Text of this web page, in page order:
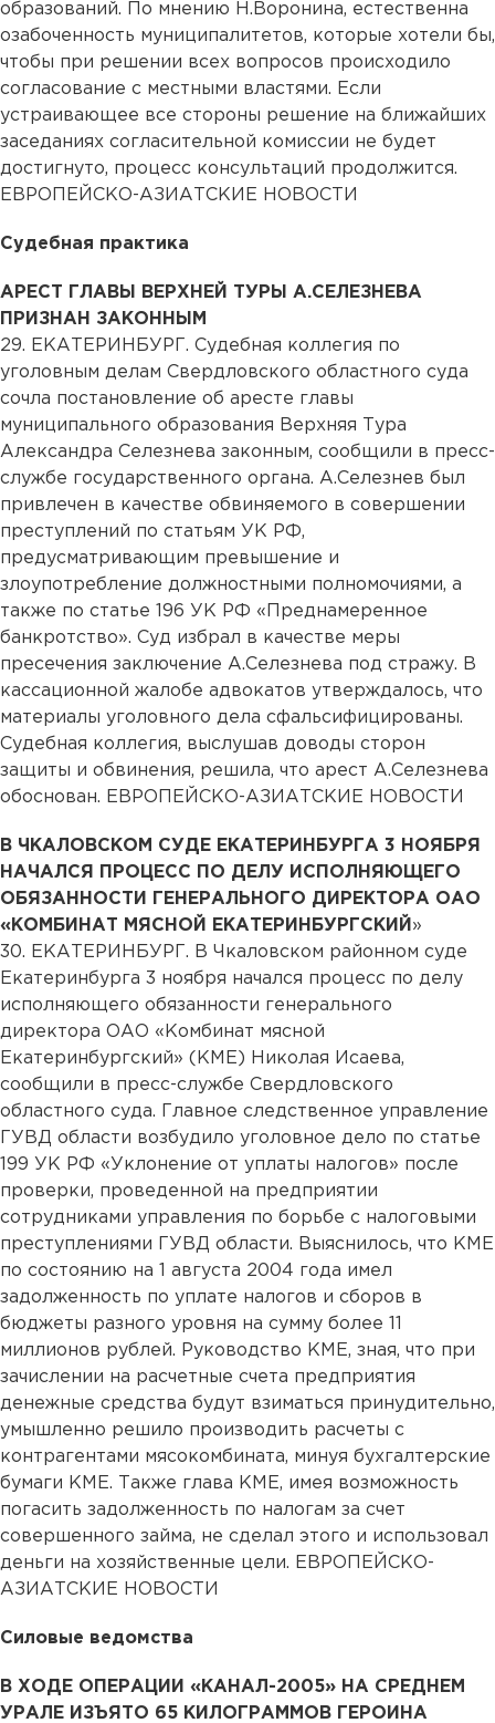
образований. По мнению Н.Воронина, естественна
озабоченность муниципалитетов, которые хотели бы,
чтобы при решении всех вопросов происходило
согласование с местными властями. Если
устраивающее все стороны решение на ближайших
заседаниях согласительной комиссии не будет
достигнуто, процесс консультаций продолжится.
ЕВРОПЕЙСКО-АЗИАТСКИЕ НОВОСТИ
Судебная практика
АРЕСТ ГЛАВЫ ВЕРХНЕЙ ТУРЫ А.СЕЛЕЗНЕВА
ПРИЗНАН ЗАКОННЫМ
29. ЕКАТЕРИНБУРГ. Судебная коллегия по
уголовным делам Свердловского областного суда
сочла постановление об аресте главы
муниципального образования Верхняя Тура
Александра Селезнева законным, сообщили в пресс-
службе государственного органа. А.Селезнев был
привлечен в качестве обвиняемого в совершении
преступлений по статьям УК РФ,
предусматривающим превышение и
злоупотребление должностными полномочиями, а
также по статье 196 УК РФ «Преднамеренное
банкротство». Суд избрал в качестве меры
пресечения заключение А.Селезнева под стражу. В
кассационной жалобе адвокатов утверждалось, что
материалы уголовного дела сфальсифицированы.
Судебная коллегия, выслушав доводы сторон
защиты и обвинения, решила, что арест А.Селезнева
обоснован. ЕВРОПЕЙСКО-АЗИАТСКИЕ НОВОСТИ
В ЧКАЛОВСКОМ СУДЕ ЕКАТЕРИНБУРГА 3 НОЯБРЯ
НАЧАЛСЯ ПРОЦЕСС ПО ДЕЛУ ИСПОЛНЯЮЩЕГО
ОБЯЗАННОСТИ ГЕНЕРАЛЬНОГО ДИРЕКТОРА ОАО
«КОМБИНАТ МЯСНОЙ ЕКАТЕРИНБУРГСКИЙ »
30. ЕКАТЕРИНБУРГ. В Чкаловском районном суде
Екатеринбурга 3 ноября начался процесс по делу
исполняющего обязанности генерального
директора ОАО «Комбинат мясной
Екатеринбургский» (КМЕ) Николая Исаева,
сообщили в пресс-службе Свердловского
областного суда. Главное следственное управление
ГУВД области возбудило уголовное дело по статье
199 УК РФ «Уклонение от уплаты налогов» после
проверки, проведенной на предприятии
сотрудниками управления по борьбе с налоговыми
преступлениями ГУВД области. Выяснилось, что КМЕ
по состоянию на 1 августа 2004 года имел
задолженность по уплате налогов и сборов в
бюджеты разного уровня на сумму более 11
миллионов рублей. Руководство КМЕ, зная, что при
зачислении на расчетные счета предприятия
денежные средства будут взиматься принудительно,
умышленно решило производить расчеты с
контрагентами мясокомбината, минуя бухгалтерские
бумаги КМЕ. Также глава КМЕ, имея возможность
погасить задолженность по налогам за счет
совершенного займа, не сделал этого и использовал
деньги на хозяйственные цели. ЕВРОПЕЙСКО-
АЗИАТСКИЕ НОВОСТИ
Силовые ведомства
В ХОДЕ ОПЕРАЦИИ «КАНАЛ-2005» НА СРЕДНЕМ
УРАЛЕ ИЗЪЯТО 65 КИЛОГРАММОВ ГЕРОИНА